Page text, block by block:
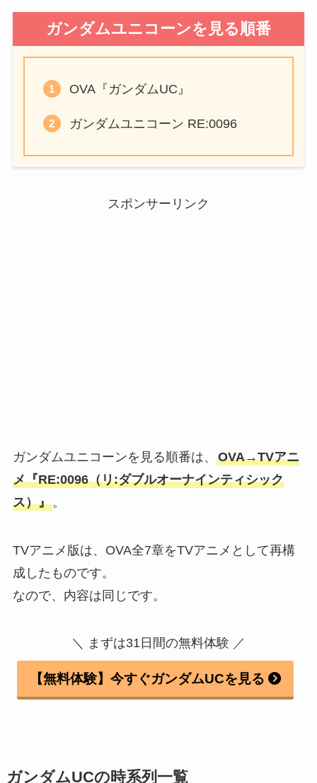
ガンダムユニコーンを見る順番
OVA『ガンダムUC』
ガンダムユニコーン RE:0096
スポンサーリンク
ガンダムユニコーンを見る順番は、 OVA→TVアニ
メ『RE:0096（リ:ダブルオーナインティシック
ス）』。
TVアニメ版は、OVA全7章をTVアニメとして再構
成したものです。
なので、内容は同じです。
＼ まずは31日間の無料体験 ／
【無料体験】今すぐガンダムUCを見る
ガンダムUCの時系列一覧